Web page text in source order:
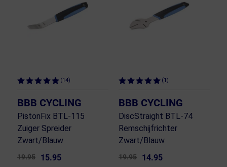
(14)
BBB CYCLING
PistonFix BTL-115
Zuiger Spreider
Zwart/Blauw
19.95 15.95
(1)
BBB CYCLING
DiscStraight BTL-74
Remschijfrichter
Zwart/Blauw
19.95 14.95